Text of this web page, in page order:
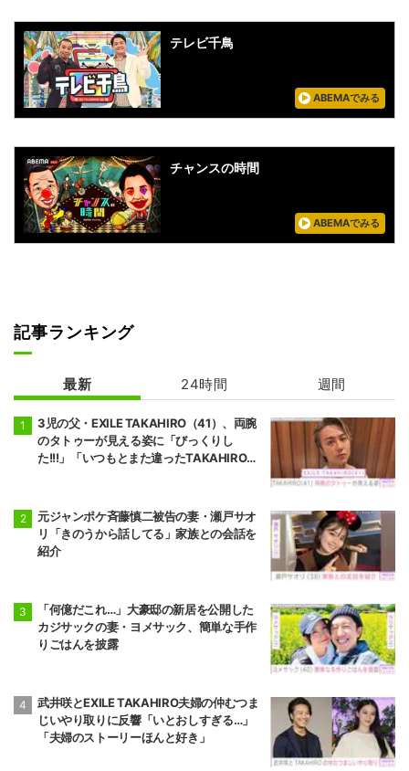
テレビ千鳥
ABEMAでみる
チャンスの時間
ABEMAでみる
記事ランキング
最新 24時間 週間
3児の父・EXILE TAKAHIRO（41）、両腕
のタトゥーが見える姿に「びっくりし
た!!!」「いつもとまた違ったTAKAHIROさ
元ジャンポケ斉藤慎二被告の妻・瀬戸サオ
リ「きのうから話してる」家族との会話を
紹介
「何億だこれ…」大豪邸の新居を公開した
カジサックの妻・ヨメサック、簡単な手作
りごはんを披露
武井咲とEXILE TAKAHIRO夫婦の仲むつま
じいやり取りに反響「いとおしすぎる…」
「夫婦のストーリーほんと好き」